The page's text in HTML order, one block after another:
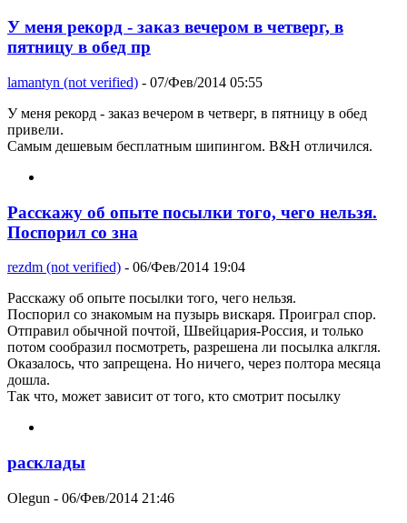
У меня рекорд - заказ вечером в четверг, в
пятницу в обед пр
lamantyn (not verified) - 07/Фев/2014 05:55
У меня рекорд - заказ вечером в четверг, в пятницу в обед
привели.
Самым дешевым бесплатным шипингом. B&H отличился.
Расскажу об опыте посылки того, чего нельзя.
Поспорил со зна
rezdm (not verified) - 06/Фев/2014 19:04
Расскажу об опыте посылки того, чего нельзя.
Поспорил со знакомым на пузырь вискаря. Проиграл спор.
Отправил обычной почтой, Швейцария-Россия, и только
потом сообразил посмотреть, разрешена ли посылка алкгля.
Оказалось, что запрещена. Но ничего, через полтора месяца
дошла.
Так что, может зависит от того, кто смотрит посылку
расклады
Olegun - 06/Фев/2014 21:46